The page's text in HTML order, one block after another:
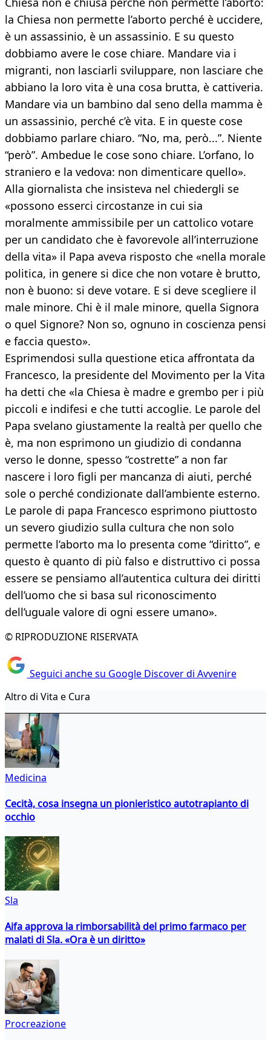
la Chiesa non permette l’aborto perché è uccidere,
è un assassinio, è un assassinio. E su questo
dobbiamo avere le cose chiare. Mandare via i
migranti, non lasciarli sviluppare, non lasciare che
abbiano la loro vita è una cosa brutta, è cattiveria.
Mandare via un bambino dal seno della mamma è
un assassinio, perché c’è vita. E in queste cose
dobbiamo parlare chiaro. “No, ma, però...”. Niente
“però”. Ambedue le cose sono chiare. L’orfano, lo
straniero e la vedova: non dimenticare quello».
Alla giornalista che insisteva nel chiedergli se
«possono esserci circostanze in cui sia
moralmente ammissibile per un cattolico votare
per un candidato che è favorevole all’interruzione
della vita» il Papa aveva risposto che «nella morale
politica, in genere si dice che non votare è brutto,
non è buono: si deve votare. E si deve scegliere il
male minore. Chi è il male minore, quella Signora
o quel Signore? Non so, ognuno in coscienza pensi
e faccia questo».
Esprimendosi sulla questione etica affrontata da
Francesco, la presidente del Movimento per la Vita
ha detti che «la Chiesa è madre e grembo per i più
piccoli e indifesi e che tutti accoglie. Le parole del
Papa svelano giustamente la realtà per quello che
è, ma non esprimono un giudizio di condanna
verso le donne, spesso “costrette” a non far
nascere i loro figli per mancanza di aiuti, perché
sole o perché condizionate dall’ambiente esterno.
Le parole di papa Francesco esprimono piuttosto
un severo giudizio sulla cultura che non solo
permette l’aborto ma lo presenta come “diritto”, e
questo è quanto di più falso e distruttivo ci possa
essere se pensiamo all’autentica cultura dei diritti
dell’uomo che si basa sul riconoscimento
dell’uguale valore di ogni essere umano».
© RIPRODUZIONE RISERVATA
Seguici anche su Google Discover di Avvenire
Altro di Vita e Cura
Medicina
Cecità, cosa insegna un pionieristico autotrapianto di
occhio
Sla
Aifa approva la rimborsabilità del primo farmaco per
malati di Sla. «Ora è un diritto»
Procreazione